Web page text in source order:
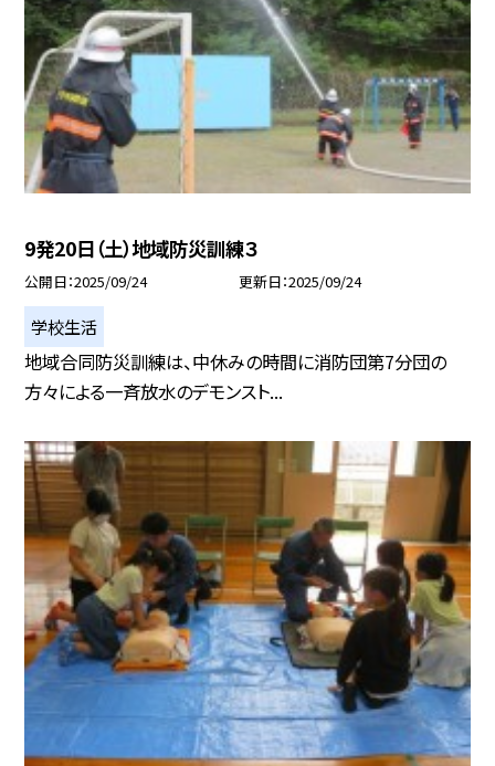
9発20日（土）地域防災訓練３
公開日 2025/09/24 更新日 2025/09/24
学校生活
地域合同防災訓練は、中休みの時間に消防団第7分団の
方々による一斉放水のデモンスト...